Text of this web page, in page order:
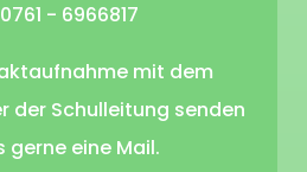
- 6966817
mit dem
der Schulleitung senden
gerne eine Mail.